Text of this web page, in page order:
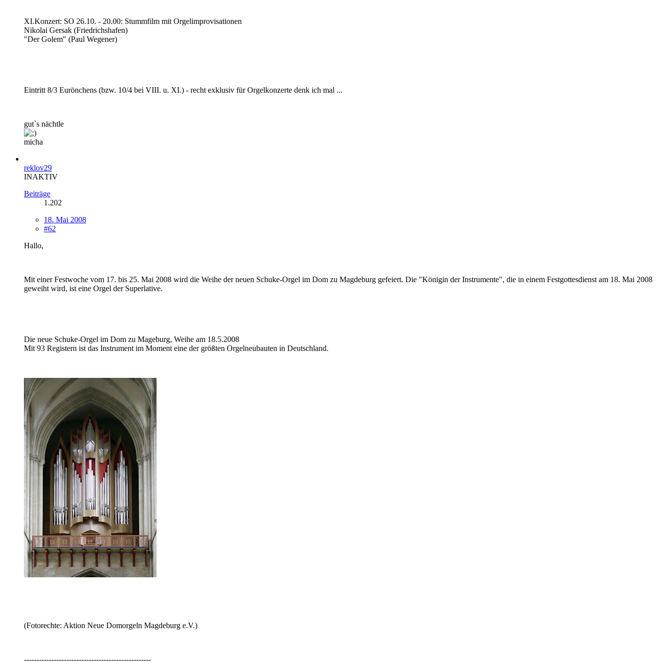
XI.Konzert: SO 26.10. - 20.00: Stummfilm mit Orgelimprovisationen
Nikolai Gersak (Friedrichshafen)
"Der Golem" (Paul Wegener)
Eintritt 8/3 Eurönchens (bzw. 10/4 bei VIII. u. XI.) - recht exklusiv für Orgelkonzerte denk ich mal ...
gut`s nächtle
micha
reklov29
INAKTIV
Beiträge
1.202
18. Mai 2008
#62
Hallo,
Mit einer Festwoche vom 17. bis 25. Mai 2008 wird die Weihe der neuen Schuke-Orgel im Dom zu Magdeburg gefeiert. Die "Königin der Instrumente", die in einem Festgottesdienst am 18. Mai 2008
geweiht wird, ist eine Orgel der Superlative.
Die neue Schuke-Orgel im Dom zu Mageburg, Weihe am 18.5.2008
Mit 93 Registern ist das Instrument im Moment eine der größten Orgelneubauten in Deutschland.
(Fotorechte: Aktion Neue Domorgeln Magdeburg e.V.)
---------------------------------------------------